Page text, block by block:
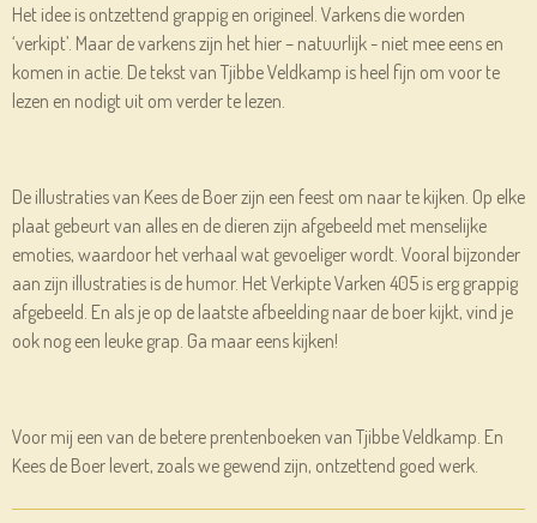
Het idee is ontzettend grappig en origineel. Varkens die worden
‘verkipt’. Maar de varkens zijn het hier – natuurlijk - niet mee eens en
komen in actie. De tekst van Tjibbe Veldkamp is heel fijn om voor te
lezen en nodigt uit om verder te lezen.
De illustraties van Kees de Boer zijn een feest om naar te kijken. Op elke
plaat gebeurt van alles en de dieren zijn afgebeeld met menselijke
emoties, waardoor het verhaal wat gevoeliger wordt. Vooral bijzonder
aan zijn illustraties is de humor. Het Verkipte Varken 405 is erg grappig
afgebeeld. En als je op de laatste afbeelding naar de boer kijkt, vind je
ook nog een leuke grap. Ga maar eens kijken!
Voor mij een van de betere prentenboeken van Tjibbe Veldkamp. En
Kees de Boer levert, zoals we gewend zijn, ontzettend goed werk.